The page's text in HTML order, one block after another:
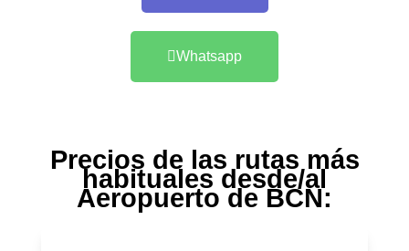
Whatsapp
Precios de las rutas más
habituales desde/al
Aeropuerto de BCN: